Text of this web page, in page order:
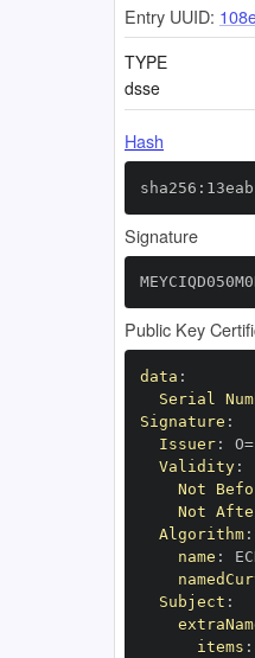
Entry UUID:
TYPE
dsse
Hash
Signature
Public Key
data :
Serial
Signature :
Issuer:
Validity:
Not
Not
Algorithm:
name :
Subject :
items :